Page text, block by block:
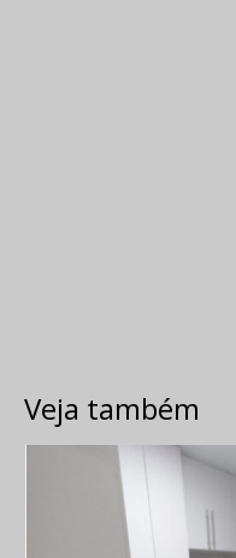
Veja também